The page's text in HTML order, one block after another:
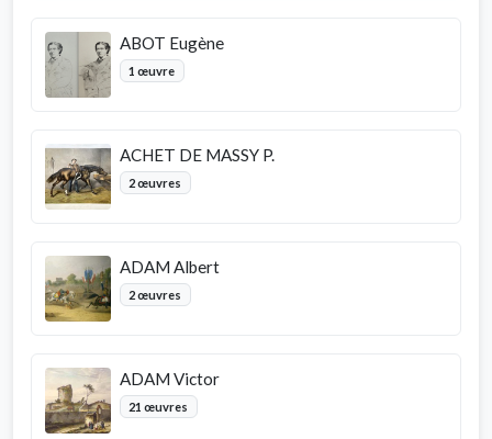
ABOT Eugène
1 œuvre
ACHET DE MASSY P.
2 œuvres
ADAM Albert
2 œuvres
ADAM Victor
21 œuvres